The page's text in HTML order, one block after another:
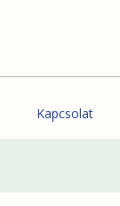
Kapcsolat